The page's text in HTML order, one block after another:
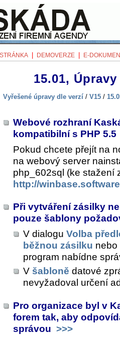
DEMOVERZE E-
15.01,
Vyřešené úpravy dle verzí / V15 /
Webové rozhraní
kompatibilní s PHP 5.5
Pokud chcete přejít na
na webový server
php_602sql (ke stažení
http://
Při vytváření zásilky
pouze šablony
V dialogu Volba
běžnou zásilku nebo
program nabídne
V šabloně datové
nevyžadoval určení
Pro organizace byl v
forem tak, aby
správou >>>